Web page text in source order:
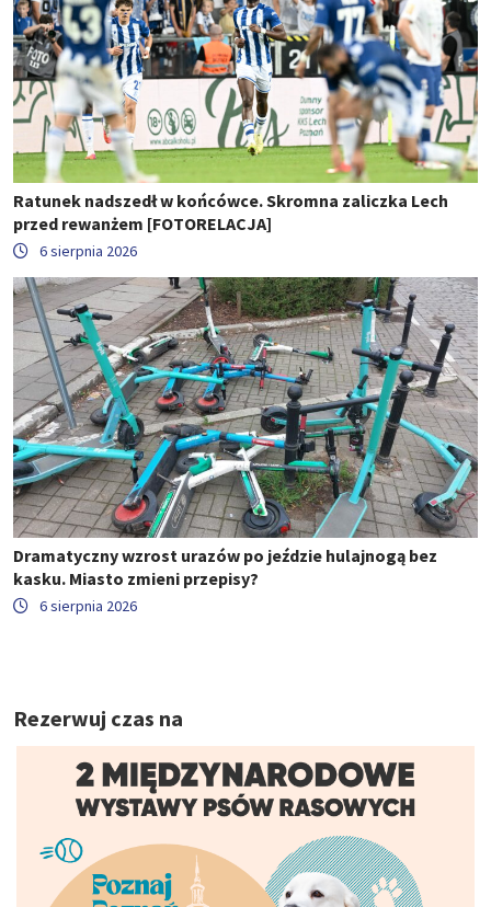
Ratunek nadszedł w końcówce. Skromna zaliczka Lech
przed rewanżem [FOTORELACJA]
6 sierpnia 2026
Dramatyczny wzrost urazów po jeździe hulajnogą bez
kasku. Miasto zmieni przepisy?
6 sierpnia 2026
Rezerwuj czas na